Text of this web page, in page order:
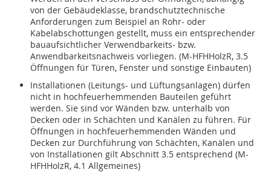
von der Gebäudeklasse, brandschutztechnische
Anforderungen zum Beispiel an Rohr- oder
Kabelabschottungen gestellt, muss ein entsprechender
bauaufsichtlicher Verwendbarkeits- bzw.
Anwendbarkeitsnachweis vorliegen. (M-HFHHolzR, 3.5
Öffnungen für Türen, Fenster und sonstige Einbauten)
Installationen (Leitungs- und Lüftungsanlagen) dürfen
nicht in hochfeuerhemmenden Bauteilen geführt
werden. Sie sind vor Wänden bzw. unterhalb von
Decken oder in Schächten und Kanälen zu führen. Für
Öffnungen in hochfeuerhemmenden Wänden und
Decken zur Durchführung von Schächten, Kanälen und
von Installationen gilt Abschnitt 3.5 entsprechend (M-
HFHHolzR, 4.1 Allgemeines)